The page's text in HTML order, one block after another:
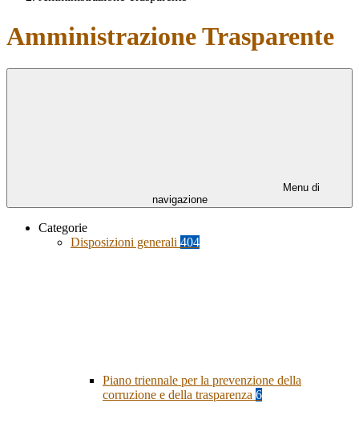
Amministrazione Trasparente
Menu di
navigazione
Categorie
Disposizioni generali 404
Piano triennale per la prevenzione della
corruzione e della trasparenza 6